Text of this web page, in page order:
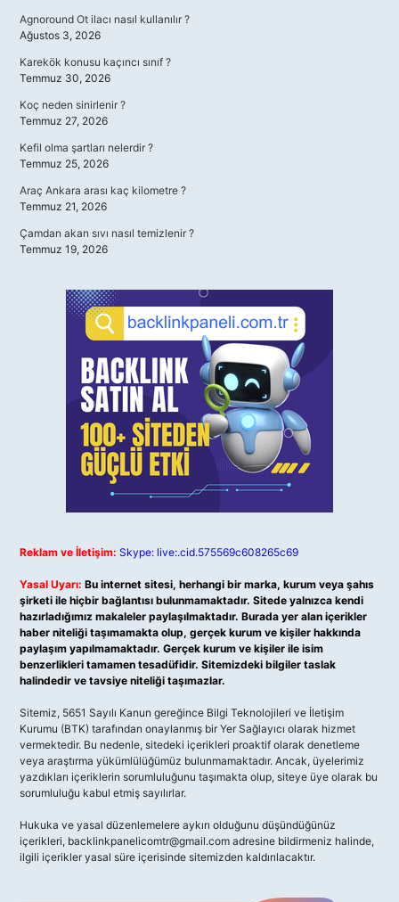
Agnoround Ot ilacı nasıl kullanılır ?
Ağustos 3, 2026
Karekök konusu kaçıncı sınıf ?
Temmuz 30, 2026
Koç neden sinirlenir ?
Temmuz 27, 2026
Kefil olma şartları nelerdir ?
Temmuz 25, 2026
Araç Ankara arası kaç kilometre ?
Temmuz 21, 2026
Çamdan akan sıvı nasıl temizlenir ?
Temmuz 19, 2026
Reklam ve İletişim: Skype: live:.cid.575569c608265c69
Yasal Uyarı: Bu internet sitesi, herhangi bir marka, kurum veya şahıs
şirketi ile hiçbir bağlantısı bulunmamaktadır. Sitede yalnızca kendi
hazırladığımız makaleler paylaşılmaktadır. Burada yer alan içerikler
haber niteliği taşımamakta olup, gerçek kurum ve kişiler hakkında
paylaşım yapılmamaktadır. Gerçek kurum ve kişiler ile isim
benzerlikleri tamamen tesadüfidir. Sitemizdeki bilgiler taslak
halindedir ve tavsiye niteliği taşımazlar.
Sitemiz, 5651 Sayılı Kanun gereğince Bilgi Teknolojileri ve İletişim
Kurumu (BTK) tarafından onaylanmış bir Yer Sağlayıcı olarak hizmet
vermektedir. Bu nedenle, sitedeki içerikleri proaktif olarak denetleme
veya araştırma yükümlülüğümüz bulunmamaktadır. Ancak, üyelerimiz
yazdıkları içeriklerin sorumluluğunu taşımakta olup, siteye üye olarak bu
sorumluluğu kabul etmiş sayılırlar.
Hukuka ve yasal düzenlemelere aykırı olduğunu düşündüğünüz
içerikleri, backlinkpanelicomtr@gmail.com adresine bildirmeniz halinde,
ilgili içerikler yasal süre içerisinde sitemizden kaldırılacaktır.